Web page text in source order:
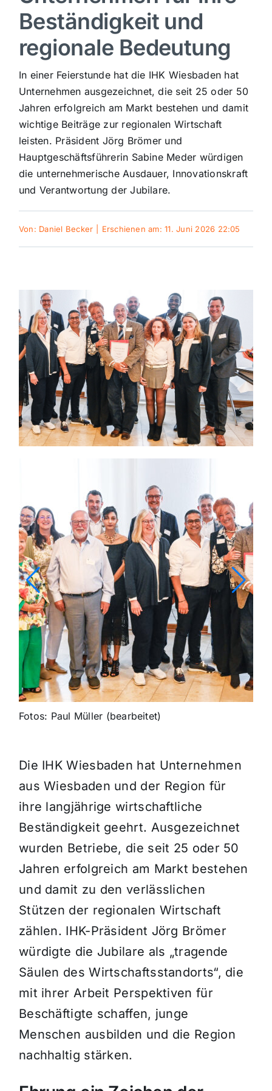
Sport
Kultur
Panorama
Mein Stadtteil
Verkehrsmeldungen
Themen und Termine
Gewinnspiele
Beständigkeit und
regionale Bedeutung
In einer Feierstunde hat die IHK Wiesbaden hat
Unternehmen ausgezeichnet, die seit 25 oder 50
Jahren erfolgreich am Markt bestehen und damit
wichtige Beiträge zur regionalen Wirtschaft
leisten. Präsident Jörg Brömer und
Hauptgeschäftsführerin Sabine Meder würdigen
die unternehmerische Ausdauer, Innovationskraft
und Verantwortung der Jubilare.
Von: Daniel Becker Erschienen am: 11. Juni 2026 22:05
Fotos: Paul Müller (bearbeitet)
Die IHK Wiesbaden hat Unternehmen
aus Wiesbaden und der Region für
ihre langjährige wirtschaftliche
Beständigkeit geehrt. Ausgezeichnet
wurden Betriebe, die seit 25 oder 50
Jahren erfolgreich am Markt bestehen
und damit zu den verlässlichen
Stützen der regionalen Wirtschaft
zählen. IHK-Präsident Jörg Brömer
würdigte die Jubilare als „tragende
Säulen des Wirtschaftsstandorts“, die
mit ihrer Arbeit Perspektiven für
Beschäftigte schaffen, junge
Menschen ausbilden und die Region
nachhaltig stärken.